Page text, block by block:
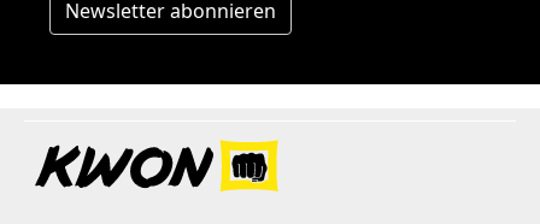
Newsletter abonnieren